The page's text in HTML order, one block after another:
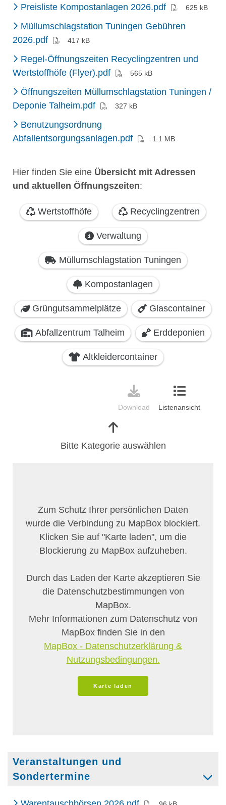
Preisliste Kompostanlagen 2026.pdf(PDF)625 kB
Müllumschlagstation Tuningen Gebühren
2026.pdf(PDF)417 kB
Regel-Öffnungszeiten Recyclingzentren und
Wertstoffhöfe (Flyer).pdf(PDF)565 kB
Öffnungszeiten Müllumschlagstation Tuningen /
Deponie Talheim.pdf(PDF)327 kB
Benutzungsordnung
Abfallentsorgungsanlagen.pdf
1.1 MB
Hier finden Sie eine Übersicht mit Adressen
und aktuellen Öffnungszeiten:
Veranstaltungen und
Sondertermine
(PDF)